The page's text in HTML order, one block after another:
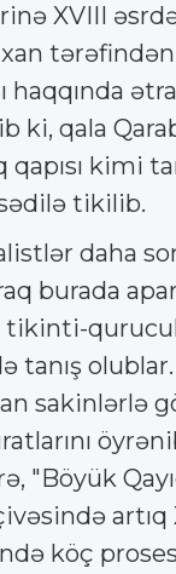
XVIII
xan
haqqında
ki, qala
qapısı kimi
tikilib.
daha
burada
tikinti-
tanış
sakinlərlə
"Böyük
artıq
köç